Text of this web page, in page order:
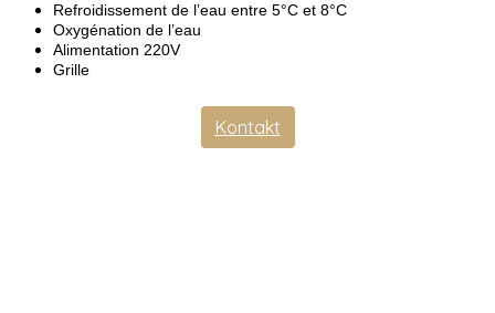
Refroidissement de l’eau entre 5°C et 8°C
Oxygénation de l’eau
Alimentation 220V
Grille
Kontakt